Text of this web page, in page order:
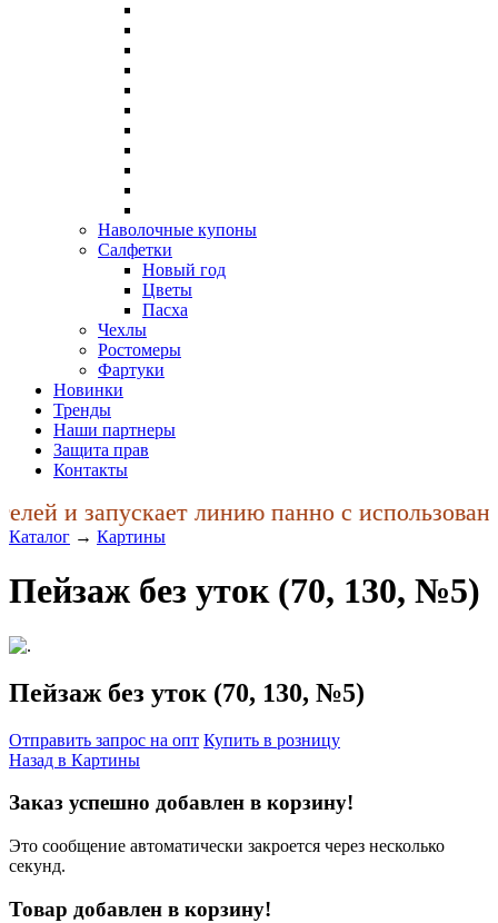
Наволочные купоны
Салфетки
Новый год
Цветы
Пасха
Чехлы
Ростомеры
Фартуки
Новинки
Тренды
Наши партнеры
Защита прав
Контакты
и запускает линию панно с
Каталог → Картины
Пейзаж без уток (70, 130, №5)
Пейзаж без уток (70, 130, №5)
Отправить запрос на опт Купить в розницу
Назад в Картины
Заказ успешно добавлен в корзину!
Это сообщение автоматически закроется через несколько
секунд.
Товар добавлен в корзину!